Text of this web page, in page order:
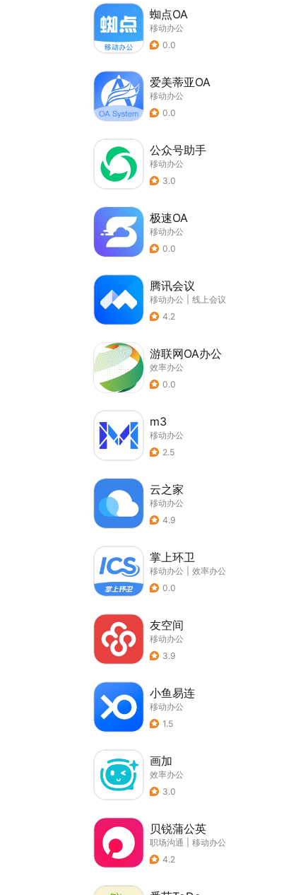
蜘点OA
移动办公
0.0
爱美蒂亚OA
移动办公
0.0
公众号助手
移动办公
3.0
极速OA
移动办公
0.0
腾讯会议
移动办公
线上会议
4.2
游联网OA办公
效率办公
0.0
m3
移动办公
2.5
云之家
移动办公
4.9
掌上环卫
移动办公
效率办公
0.0
友空间
移动办公
3.9
小鱼易连
移动办公
1.5
画加
效率办公
3.0
贝锐蒲公英
职场沟通
移动办公
4.2